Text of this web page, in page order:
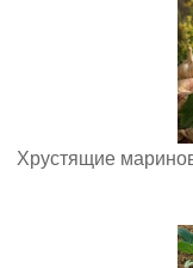
Хрустящие